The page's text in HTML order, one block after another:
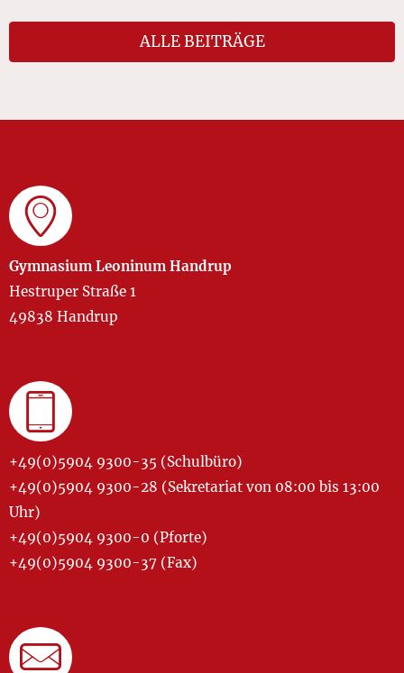
ALLE BEITRÄGE
Gymnasium Leoninum Handrup
Hestruper Straße 1
49838 Handrup
+49(0)5904 9300-35 (Schulbüro)
+49(0)5904 9300-28 (Sekretariat von 08:00 bis 13:00
Uhr)
+49(0)5904 9300-0 (Pforte)
+49(0)5904 9300-37 (Fax)